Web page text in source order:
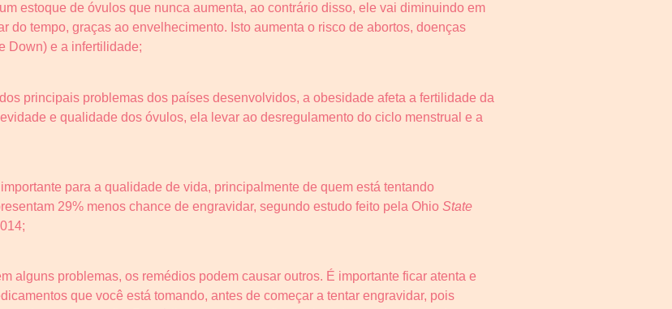
estoque de óvulos que nunca aumenta, ao contrário disso, ele vai diminuindo em
do tempo, graças ao envelhecimento. Isto aumenta o risco de abortos, doenças
Down) e a infertilidade;
principais problemas dos países desenvolvidos, a obesidade afeta a fertilidade da
e qualidade dos óvulos, ela levar ao desregulamento do ciclo menstrual e a
para a qualidade de vida, principalmente de quem está tentando
29% menos chance de engravidar, segundo estudo feito pela Ohio State
alguns problemas, os remédios podem causar outros. É importante ficar atenta e
que você está tomando, antes de começar a tentar engravidar, pois